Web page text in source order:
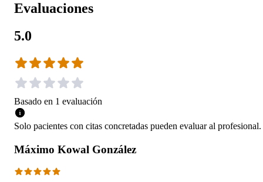
Evaluaciones
5.0
Basado en 1 evaluación
Solo pacientes con citas concretadas pueden evaluar al profesional.
Máximo Kowal González